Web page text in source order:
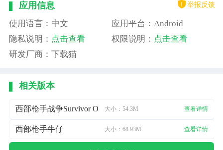
应用信息 举报反馈
使用语言：中文
应用平台：Android
隐私说明： 点击查看 权限说明： 点击查看
研发厂商：下载猫
相关版本
西部枪手战争Survivor Of Westland
大小：54.3M 查看详情
西部枪手牛仔 大小：68.93M 查看详情